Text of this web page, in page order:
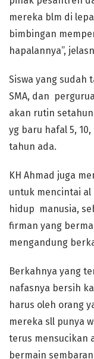
mereka blm di
bimbingan
hapalannya”,
Siswa yang sudah
SMA, dan
akan rutin
yg baru hafal 5,
tahun ada.
KH Ahmad juga
untuk mencintai
hidup manusia,
firman yang
mengandung
Berkahnya yang
nafasnya bersih
harus oleh orang
mereka sll punya
terus mensucikan
bermain